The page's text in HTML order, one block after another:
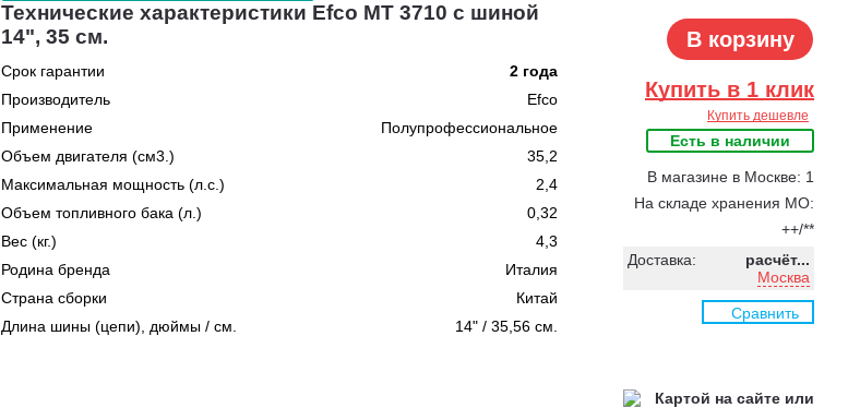
Технические характеристики Efco MT 3710 с шиной
14", 35 см.
Срок гарантии
2 года
Производитель
Efco
Применение
Полупрофессиональное
Объем двигателя (см3.)
35,2
Максимальная мощность (л.с.)
2,4
Объем топливного бака (л.)
0,32
Вес (кг.)
4,3
Родина бренда
Италия
Страна сборки
Китай
Длина шины (цепи), дюймы / см.
14" / 35,56 см.
В корзину
Купить в 1 клик
Купить дешевле
Есть в наличии
В магазине в Москве: 1
На складе хранения МО:
++/**
Доставка:
расчёт...
Москва
Сравнить